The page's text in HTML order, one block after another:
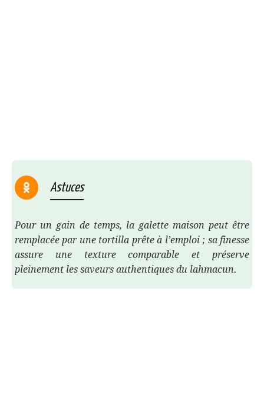
Astuces
Pour un gain de temps, la galette maison peut être
remplacée par une tortilla prête à l’emploi ; sa finesse
assure une texture comparable et préserve
pleinement les saveurs authentiques du lahmacun.